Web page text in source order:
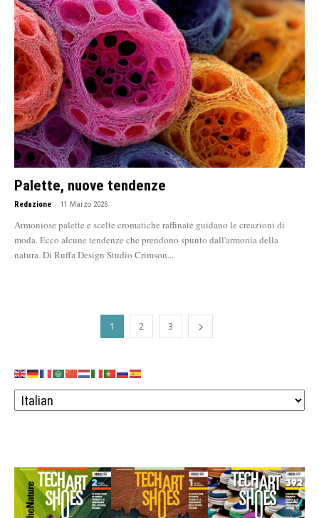
Palette, nuove tendenze
Redazione - 11 Marzo 2026
Armoniose palette e scelte cromatiche raffinate guidano le creazioni di
moda. Ecco alcune tendenze che prendono spunto dall'armonia della
natura. Di Ruffa Design Studio Crimson...
1 2 3